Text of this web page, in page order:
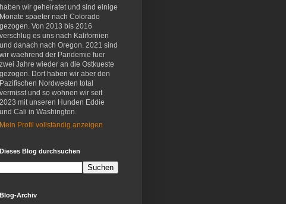
haben wir geheiratet und sind einige
Monate spaeter nach Colorado
gezogen. Von 2013 bis 2016
verschlug es uns nach Kalifornien
und danach nach Oregon. 2021 sind
wir waehrend der Pandemie fuer
zwei Jahre wieder an die Ostkueste
gezogen. Dort haben wir aber den
Pazifischen Nordwesten total
vermisst und so wohnen wir seit
2023 mit unseren Hunden Eddie
und Cali in Washington.
Mein Profil vollständig anzeigen
Dieses Blog durchsuchen
Blog-Archiv